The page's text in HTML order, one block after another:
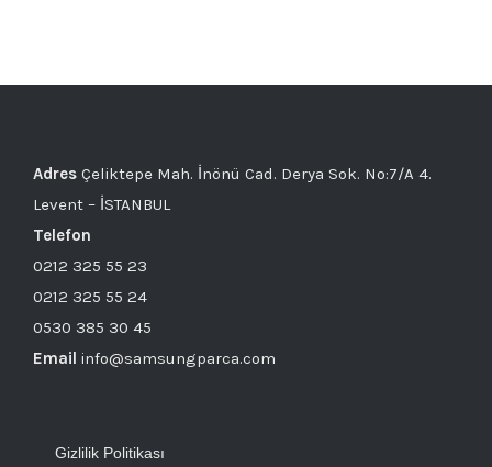
Adres Çeliktepe Mah. İnönü Cad. Derya Sok. No:7/A 4.
Levent – İSTANBUL
Telefon
0212 325 55 23
0212 325 55 24
0530 385 30 45
Email info@samsungparca.com
Gizlilik Politikası